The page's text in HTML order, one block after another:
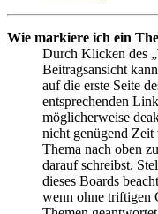
Wie markiere ich ein
Durch Klicken des
Beitragsansicht
auf die erste Seite
entsprechenden
möglicherweise
nicht genügend Zeit
Thema nach oben
darauf schreibst.
dieses Boards
wenn ohne triftigen